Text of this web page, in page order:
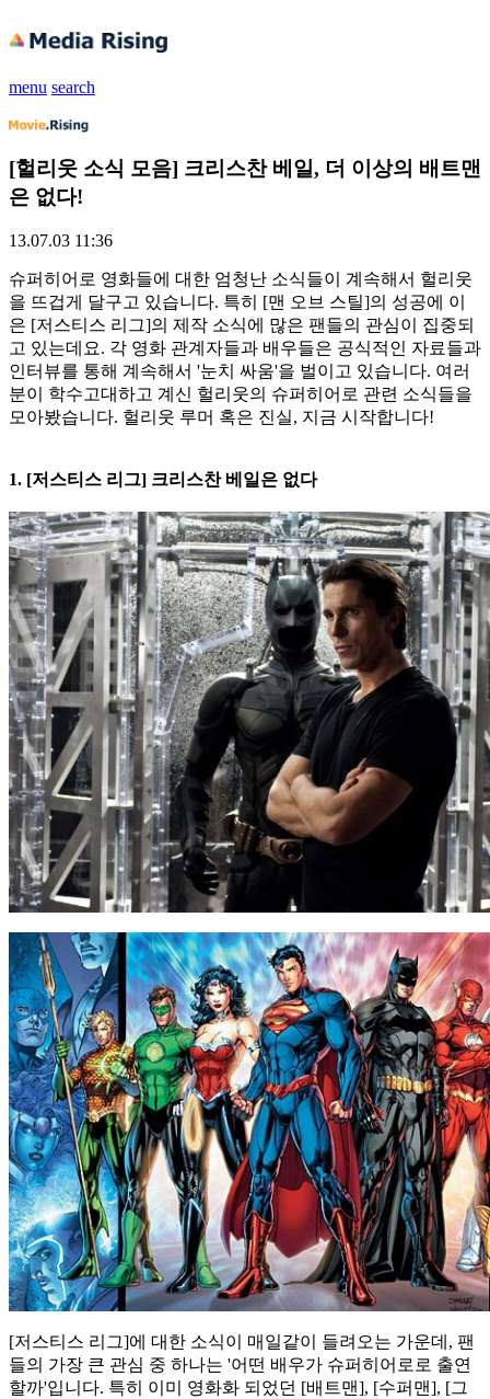
menu search
[헐리웃 소식 모음] 크리스찬 베일, 더 이상의 배트맨
은 없다!
13.07.03 11:36
슈퍼히어로 영화들에 대한 엄청난 소식들이 계속해서 헐리웃
을 뜨겁게 달구고 있습니다. 특히 [맨 오브 스틸]의 성공에 이
은 [저스티스 리그]의 제작 소식에 많은 팬들의 관심이 집중되
고 있는데요. 각 영화 관계자들과 배우들은 공식적인 자료들과
인터뷰를 통해 계속해서 '눈치 싸움'을 벌이고 있습니다. 여러
분이 학수고대하고 계신 헐리웃의 슈퍼히어로 관련 소식들을
모아봤습니다. 헐리웃 루머 혹은 진실, 지금 시작합니다!
1. [저스티스 리그] 크리스찬 베일은 없다
[저스티스 리그]에 대한 소식이 매일같이 들려오는 가운데, 팬
들의 가장 큰 관심 중 하나는 '어떤 배우가 슈퍼히어로로 출연
할까'입니다. 특히 이미 영화화 되었던 [배트맨], [수퍼맨], [그